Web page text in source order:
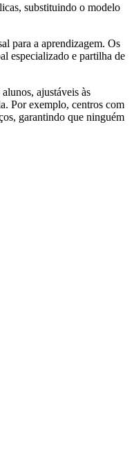
substituindo o modelo
para a aprendizagem. Os
especializado e partilha de
ajustáveis às
Por exemplo, centros com
garantindo que ninguém